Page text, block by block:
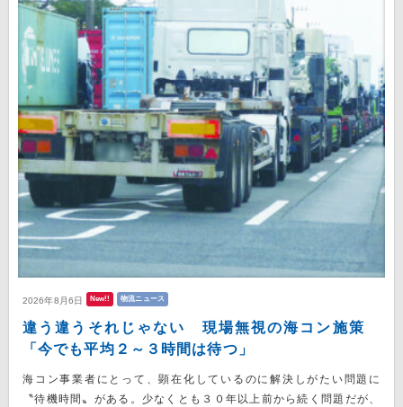
2026年8月6日 New!! 物流ニュース
違う違うそれじゃない 現場無視の海コン施策
「今でも平均２～３時間は待つ」
海コン事業者にとって、顕在化しているのに解決しがたい問題に
〝待機時間〟がある。少なくとも３０年以上前から続く問題だが、